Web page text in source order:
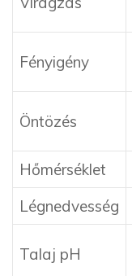
Fényigény
Öntözés
Hőmérséklet
Légnedvesség
Talaj pH